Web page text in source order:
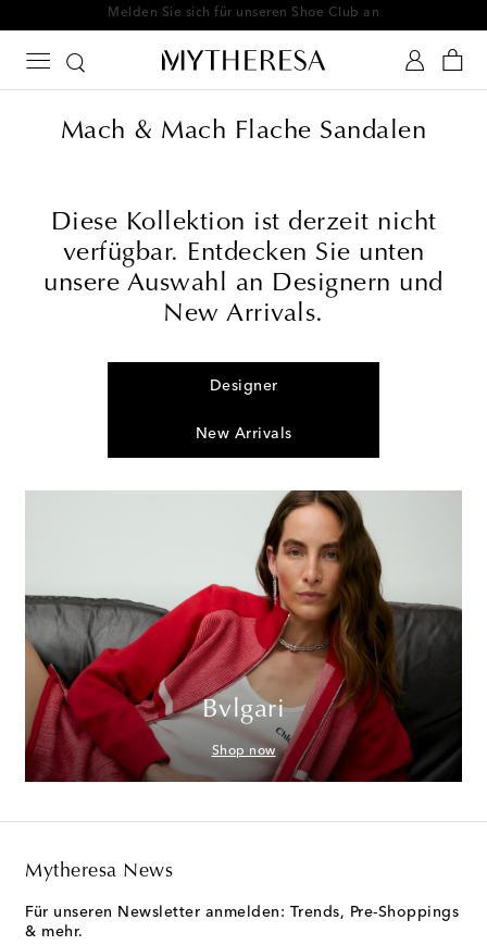
Melden Sie sich für unseren Shoe Club an
Mach & Mach Flache Sandalen
Diese Kollektion ist derzeit nicht
verfügbar. Entdecken Sie unten
unsere Auswahl an Designern und
New Arrivals.
Designer
New Arrivals
Bvlgari
Shop now
Mytheresa News
Für unseren Newsletter anmelden: Trends, Pre-Shoppings
& mehr.